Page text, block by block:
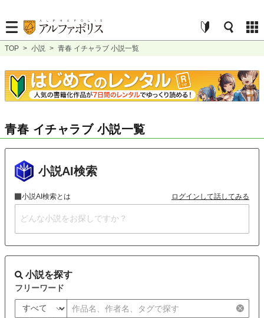
TOP > 小説 > 青春 イチャラブ 小説一覧
青春 イチャラブ 小説一覧
小説AI検索
小説AI検索とは ログインして話してみる
小説を探す
フリーワード